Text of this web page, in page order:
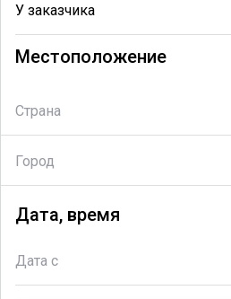
У заказчика
Местоположение
Страна
Город
Дата, время
Дата с